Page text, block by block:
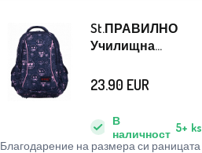
St.ПРАВИЛНО
Училищна
камери Emoji
Благодарение на размера си раницата
В
наличност 5+ ks
23.90 EUR